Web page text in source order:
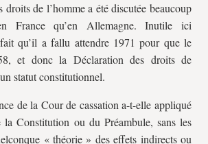
de l’homme a été discutée beaucoup
France qu’en Allemagne. Inutile ici
qu’il a fallu attendre 1971 pour que le
et donc la Déclaration des droits de
statut constitutionnel.
de la Cour de cassation a-t-elle appliqué
la Constitution ou du Préambule, sans les
« théorie » des effets indirects ou